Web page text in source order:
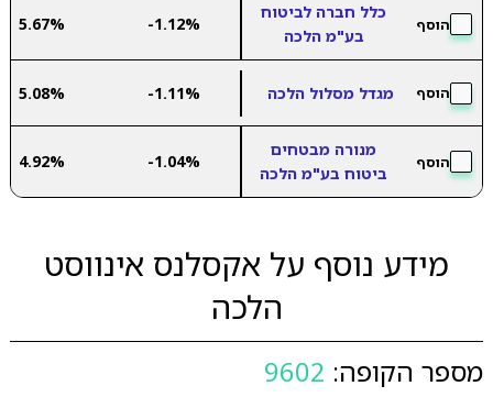
הוסף
כלל חברה לביטוח
בע"מ הלכה
-1.12%
5.67%
הוסף מגדל מסלול הלכה -1.11%
5.08%
הוסף
מנורה מבטחים
ביטוח בע"מ הלכה
-1.04%
4.92%
מידע נוסף על אקסלנס אינווסט
הלכה
מספר הקופה: 9602